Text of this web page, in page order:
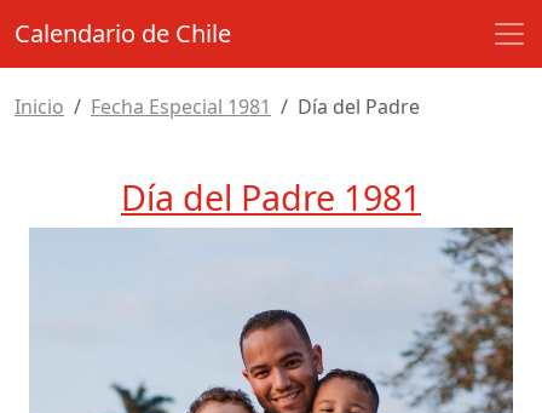
Calendario de Chile
Inicio Fecha Especial 1981 Día del Padre
Día del Padre 1981